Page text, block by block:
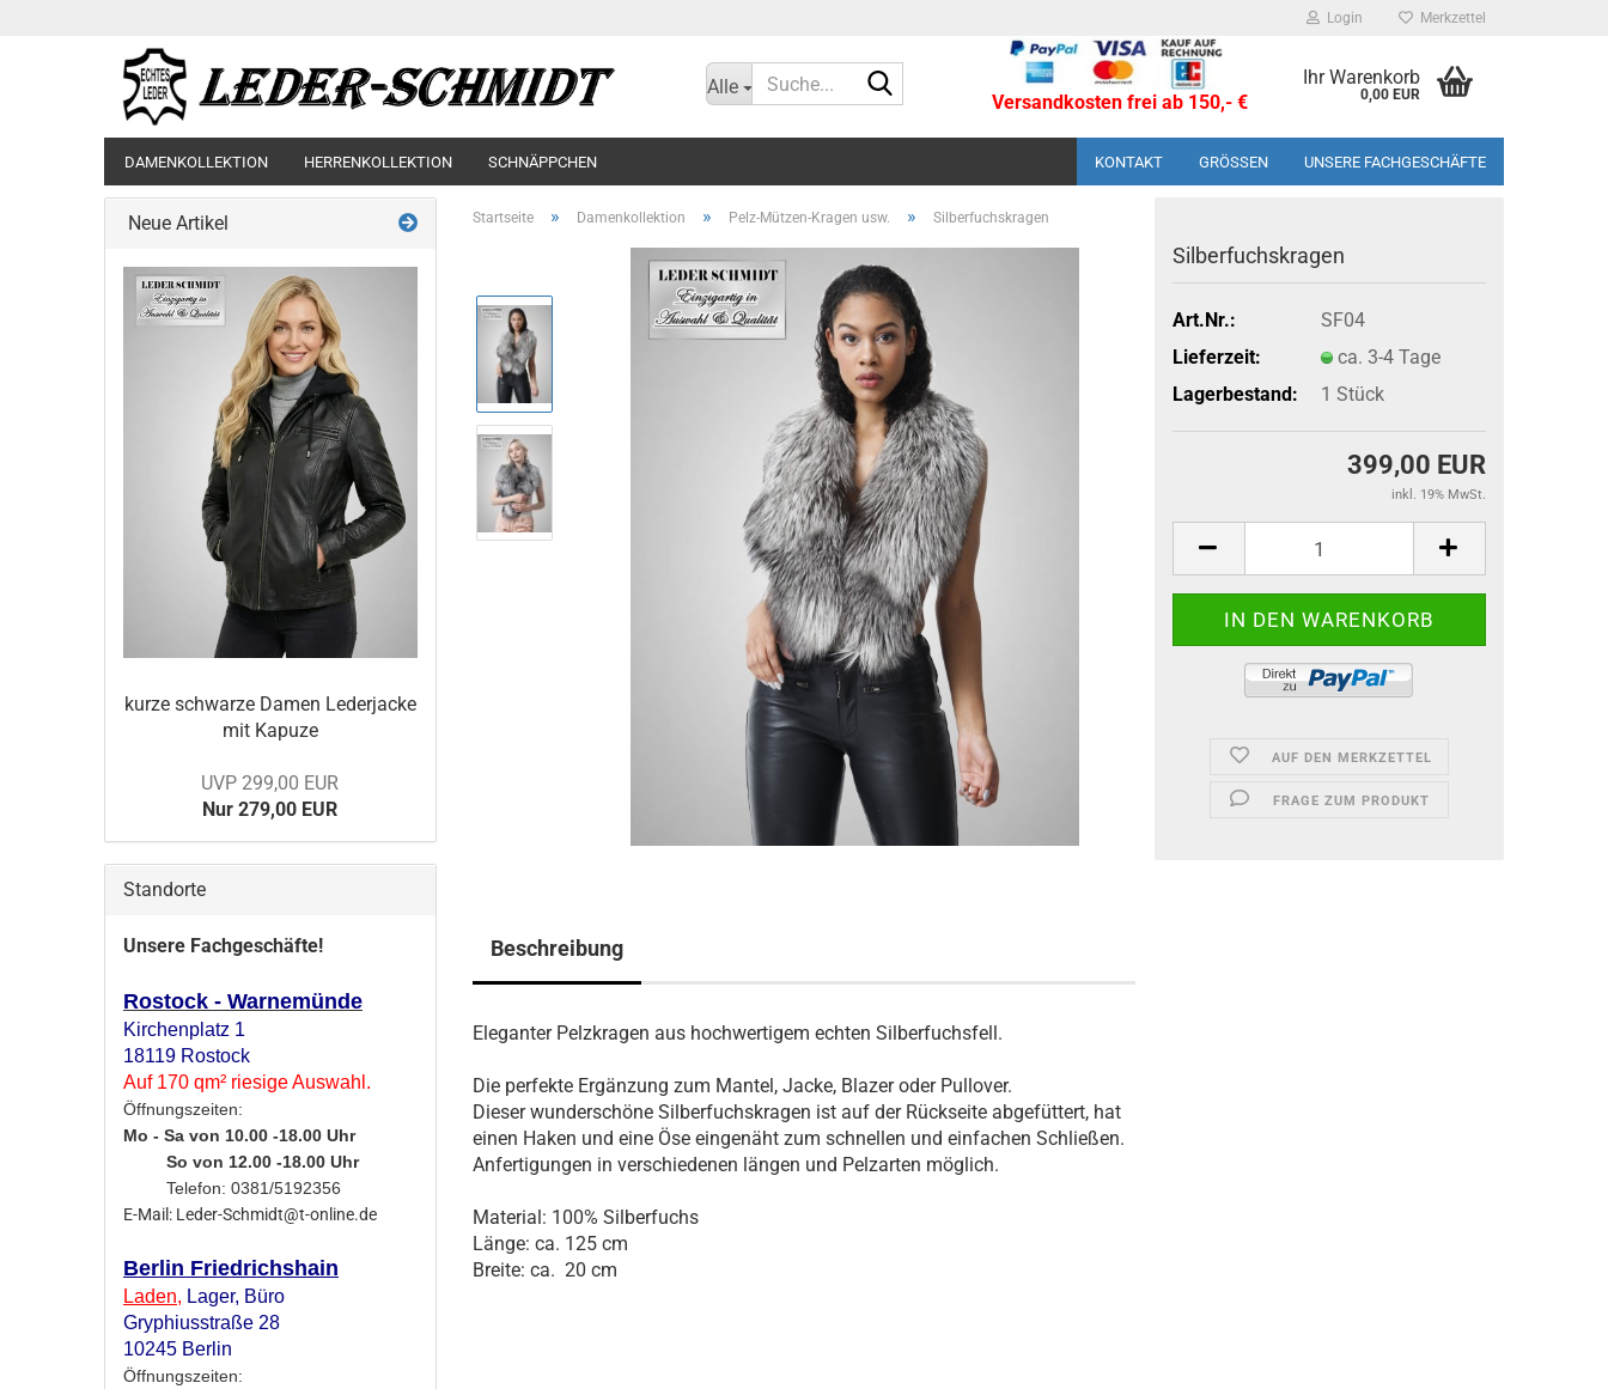
Login Merkzettel
Alle
Versandkosten frei ab 150,- €
Ihr Warenkorb
0,00 EUR
DAMENKOLLEKTION HERRENKOLLEKTION SCHNÄPPCHEN KONTAKT GRÖSSEN UNSERE FACHGESCHÄFTE
Startseite » Damenkollektion » Pelz-Mützen-Kragen usw. » Silberfuchskragen
Sil­ber­fuchs­kra­gen
Art.Nr.:
SF04
Lieferzeit:
ca. 3-4 Tage
Lagerbestand:
1 Stück
399,00 EUR
inkl. 19% MwSt.
AUF DEN MERKZETTEL
FRAGE ZUM PRODUKT
Beschreibung
Eleganter Pelzkragen aus hochwertigem echten Silberfuchsfell.
Die perfekte Ergänzung zum Mantel, Jacke, Blazer oder Pullover.
Dieser wunderschöne Silberfuchskragen ist auf der Rückseite abgefüttert, hat
einen Haken und eine Öse eingenäht zum schnellen und einfachen Schließen.
Anfertigungen in verschiedenen längen und Pelzarten möglich.
Material: 100% Silberfuchs
Länge: ca. 125 cm
Breite: ca. 20 cm
Neue Artikel
kurze schwar­ze Damen Le­der­ja­cke
mit Ka­pu­ze
UVP 299,00 EUR
Nur 279,00 EUR
Standorte
Unsere Fachgeschäfte!
Rostock - Warnemünde
Kirchenplatz 1
18119 Rostock
Auf 170 qm² riesige Auswahl.
Öffnungszeiten:
Mo - Sa von 10.00 -18.00 Uhr
So von 12.00 -18.00 Uhr
Telefon: 0381/5192356
E-Mail: Leder-Schmidt@t-online.de
Berlin Friedrichshain
Laden, Lager, Büro
Gryphiusstraße 28
10245 Berlin
Öffnungszeiten: